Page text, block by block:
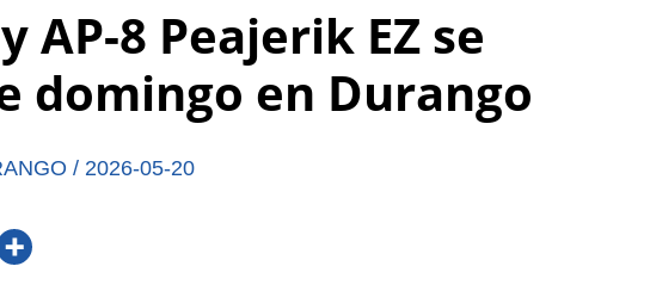
AP-8 Peajerik EZ se
domingo en Durango
/ 2026-05-20